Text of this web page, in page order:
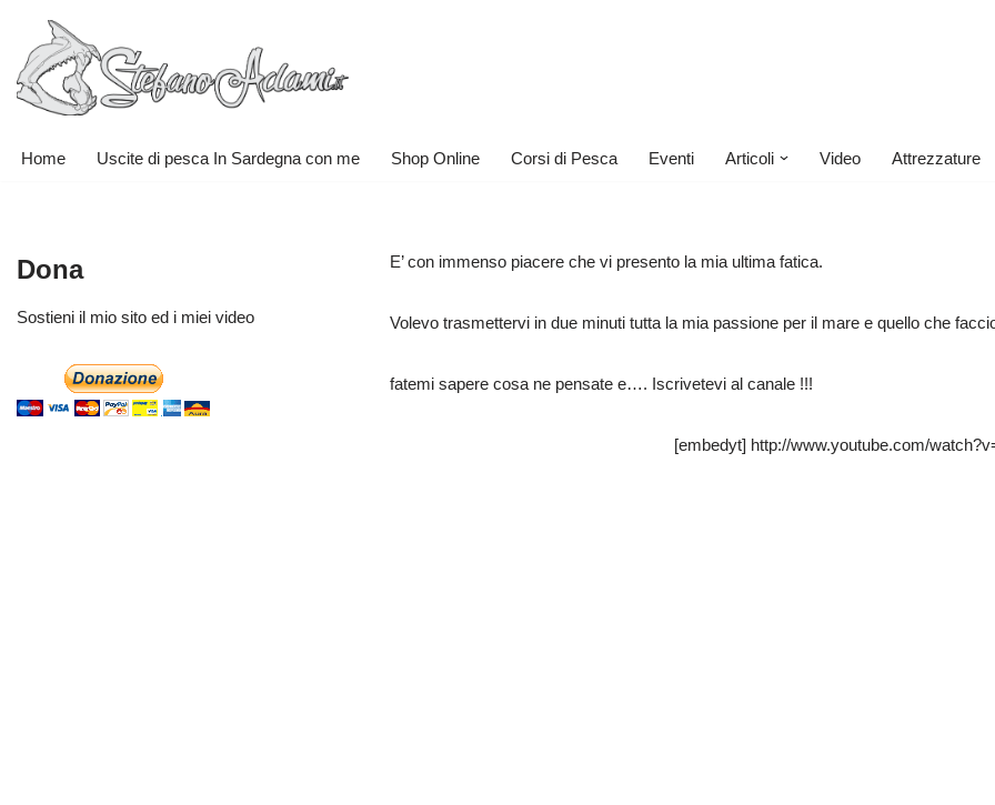
Vai
al
contenuto
Home Uscite di pesca In Sardegna con me Shop Online Corsi di Pesca Eventi Articoli Video Attrezzature
Dona
Sostieni il mio sito ed i miei video
E’ con immenso piacere che vi presento la mia ultima fatica.
Volevo trasmettervi in due minuti tutta la mia passione per il mare e quello che
fatemi sapere cosa ne pensate e…. Iscrivetevi al canale !!!
[embedyt] http://www.youtube.com/